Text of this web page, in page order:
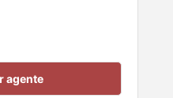
agente